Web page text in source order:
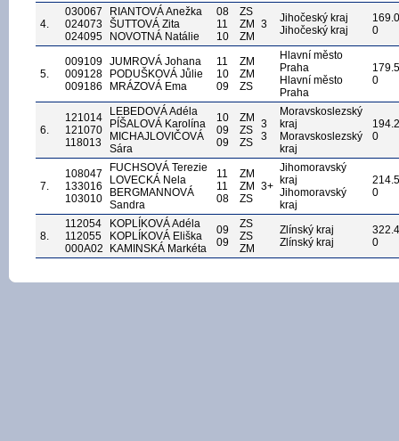
4.
030067
024073
024095
RIANTOVÁ Anežka
ŠUTTOVÁ Zita
NOVOTNÁ Natálie
08
11
10
ZS
ZM
ZM
3
Jihočeský kraj
Jihočeský kraj
0
5.
009109
009128
009186
JUMROVÁ Johana
PODUŠKOVÁ Jůlie
MRÁZOVÁ Ema
11
10
09
ZM
ZM
ZS
Hlavní město
Praha
Hlavní město
Praha
0
6.
121014
121070
118013
LEBEDOVÁ Adéla
PÍŠALOVÁ Karolína
MICHAJLOVIČOVÁ
Sára
10
09
09
ZM
ZS
ZS
3
3
Moravskoslezský
kraj
Moravskoslezský
kraj
0
7.
108047
133016
103010
FUCHSOVÁ Terezie
LOVECKÁ Nela
BERGMANNOVÁ
Sandra
11
11
08
ZM
ZM
ZS
3+
Jihomoravský
kraj
Jihomoravský
kraj
0
8.
112054
112055
000A02
KOPLÍKOVÁ Adéla
KOPLÍKOVÁ Eliška
KAMINSKÁ Markéta
09
09
ZS
ZS
ZM
Zlínský kraj
Zlínský kraj
0